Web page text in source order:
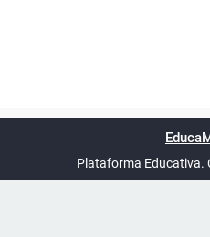
UTC+02:00
phpBB
Plataforma Educativa.